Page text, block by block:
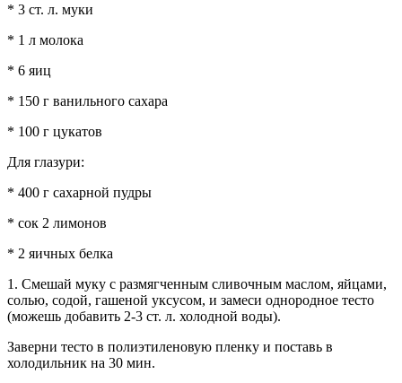
* 3 ст. л. муки
* 1 л молока
* 6 яиц
* 150 г ванильного сахара
* 100 г цукатов
Для глазури:
* 400 г сахарной пудры
* сок 2 лимонов
* 2 яичных белка
1. Смешай муку с размягченным сливочным маслом, яйцами,
солью, содой, гашеной уксусом, и замеси однородное тесто
(можешь добавить 2-3 ст. л. холодной воды).
Заверни тесто в полиэтиленовую пленку и поставь в
холодильник на 30 мин.